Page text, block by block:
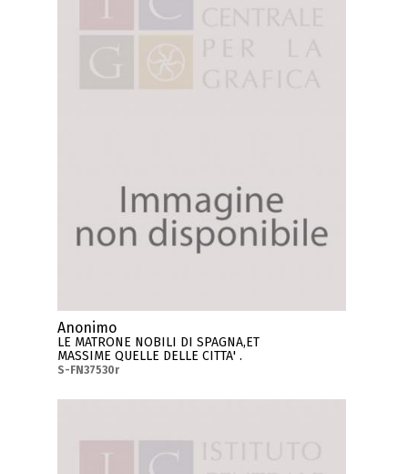
Anonimo
LE MATRONE NOBILI DI SPAGNA,ET
MASSIME QUELLE DELLE CITTA' .
S-FN37530r